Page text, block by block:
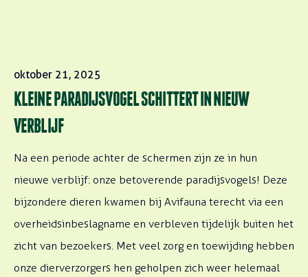
oktober 21, 2025
KLEINE PARADIJSVOGEL SCHITTERT IN NIEUW
VERBLIJF
Na een periode achter de schermen zijn ze in hun
nieuwe verblijf: onze betoverende paradijsvogels! Deze
bijzondere dieren kwamen bij Avifauna terecht via een
overheidsinbeslagname en verbleven tijdelijk buiten het
zicht van bezoekers. Met veel zorg en toewijding hebben
onze dierverzorgers hen geholpen zich weer helemaal